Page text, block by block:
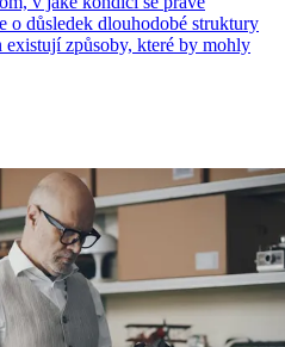
o důsledek dlouhodobé struktury
způsoby, které by mohly